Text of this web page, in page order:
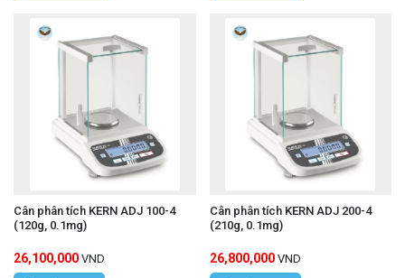
Cân phân tích KERN ADJ 100-4
(120g, 0.1mg)
26,100,000 VND
Cân phân tích KERN ADJ 200-4
(210g, 0.1mg)
26,800,000 VND